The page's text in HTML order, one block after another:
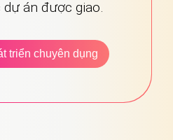
án được giao.
triển chuyên dụng